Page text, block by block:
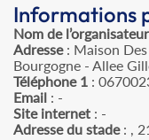
Informations
Nom de l’organisateur
Adresse: Maison
Bourgogne - Allee
Téléphone 1 :
Email : -
Site internet : -
Adresse du stade: ,